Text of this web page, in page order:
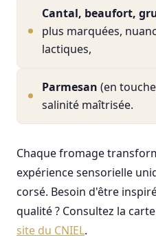
Cantal, beaufort,
plus marquées,
lactiques,
Parmesan (en
salinité maîtrisée.
Chaque fromage
expérience sensorielle
corsé. Besoin d'être
qualité ? Consultez la
site du CNIEL.